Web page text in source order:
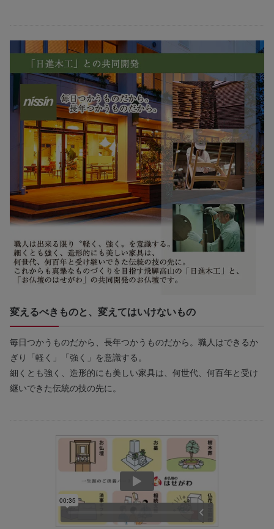
変えるべきものと、変えてはいけないもの
毎日つかうものだから、長年つかうものだから。職人はできるか
ぎり「軽く」「強く」を意識する。
細くとも強く、造形的にも美しい家具は、何世代、何百年と受け
継いできた伝統の技の先に。